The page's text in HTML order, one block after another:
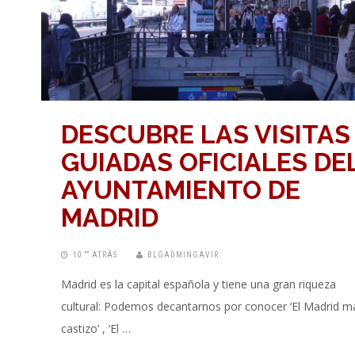
DESCUBRE LAS VISITAS
GUIADAS OFICIALES
AYUNTAMIENTO DE
MADRID
10 “” ATRÁS BLGADMINGAVIR
Madrid es la capital española y tiene una gran riqueza
cultural: Podemos decantarnos por conocer ‘El Madrid
castizo’ , ‘El …